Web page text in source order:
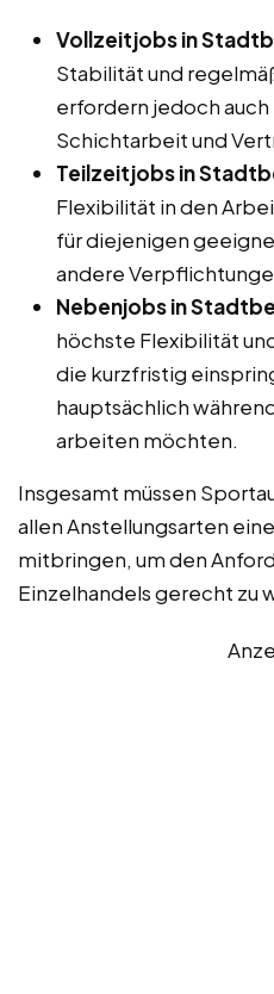
Vollzeitjobs in
Stabilität und
erfordern jedoch
Schichtarbeit und
Teilzeitjobs in
Flexibilität in den
für diejenigen
andere
Nebenjobs in
höchste Flexibilität
die kurzfristig
hauptsächlich
arbeiten möchten.
Insgesamt müssen
allen Anstellungsarten
mitbringen, um den
Einzelhandels gerecht zu